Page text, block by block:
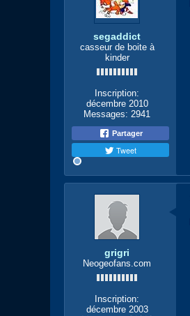
segaddict
casseur de boite à
kinder
Inscription:
décembre 2010
Messages: 2941
Partager
Tweet
grigri
Neogeofans.com
Inscription:
décembre 2003